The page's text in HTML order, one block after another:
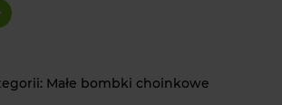
Małe bombki choinkowe